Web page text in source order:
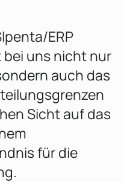
ERP
uns nicht nur
auch das
Sicht auf das
für die